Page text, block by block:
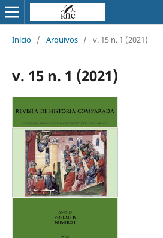
Início / Arquivos / v. 15 n. 1 (2021)
v. 15 n. 1 (2021)